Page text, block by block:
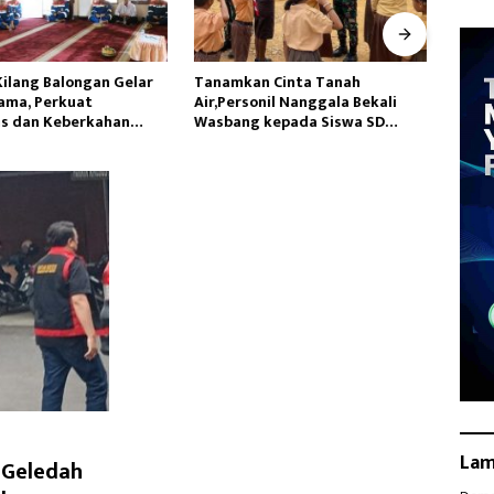
Cinta Tanah
Nanggala Bekali
Siswa SD
Hadapi Potensi El Nino,Bulog
Lampung Perkuat Cadangan
Pangan Pemerintah